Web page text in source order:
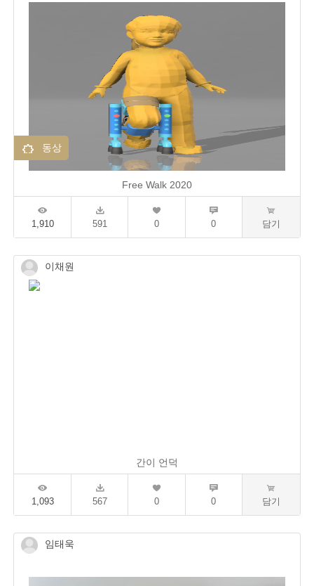
동상
Free Walk 2020
1,910 591 0 0 담기
이채원
간이 언덕
1,093 567 0 0 담기
임태욱